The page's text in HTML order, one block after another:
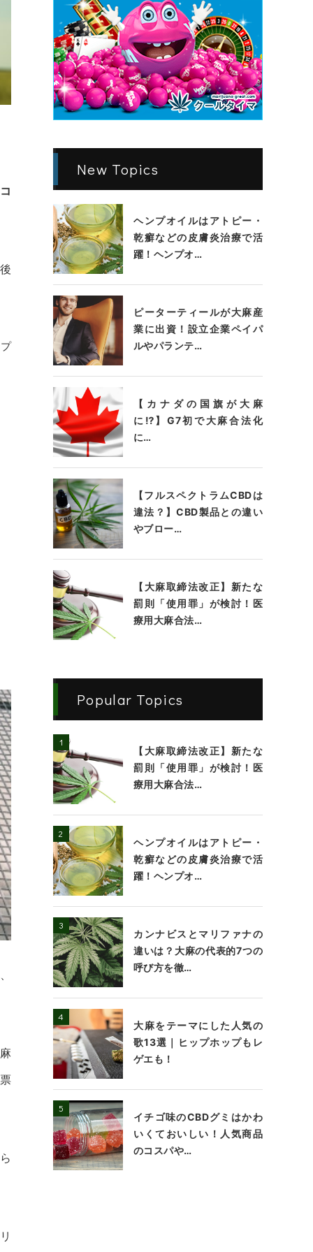
New Topics
ヘンプオイルはアトピー・
乾癬などの皮膚炎治療で活
躍！ヘンプオ…
ピーターティールが大麻産
業に出資！設立企業ペイパ
ルやパランテ…
【カナダの国旗が大麻
に⁉】G7初で大麻合法化
に…
【フルスペクトラムCBDは
違法？】CBD製品との違い
やブロー…
【大麻取締法改正】新たな
罰則「使用罪」が検討！医
療用大麻合法…
Popular Topics
【大麻取締法改正】新たな
罰則「使用罪」が検討！医
療用大麻合法…
ヘンプオイルはアトピー・
乾癬などの皮膚炎治療で活
躍！ヘンプオ…
カンナビスとマリファナの
違いは？大麻の代表的7つの
呼び方を徹…
大麻をテーマにした人気の
歌13選｜ヒップホップもレ
ゲエも！
イチゴ味のCBDグミはかわ
いくておいしい！人気商品
のコスパや…